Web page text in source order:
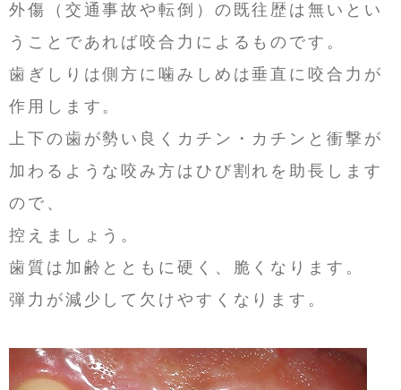
外傷（交通事故や転倒）の既往歴は無いとい
うことであれば咬合力によるものです。
歯ぎしりは側方に噛みしめは垂直に咬合力が
作用します。
上下の歯が勢い良くカチン・カチンと衝撃が
加わるような咬み方はひび割れを助長します
ので、
控えましょう。
歯質は加齢とともに硬く、脆くなります。
弾力が減少して欠けやすくなります。